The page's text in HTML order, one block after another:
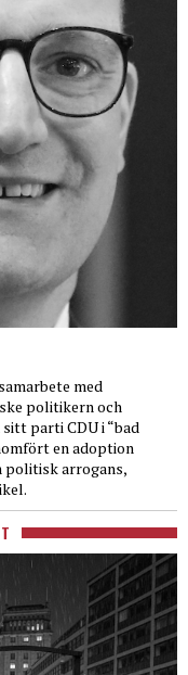
med
politikern och
parti CDU i “bad
en adoption
politisk arrogans,